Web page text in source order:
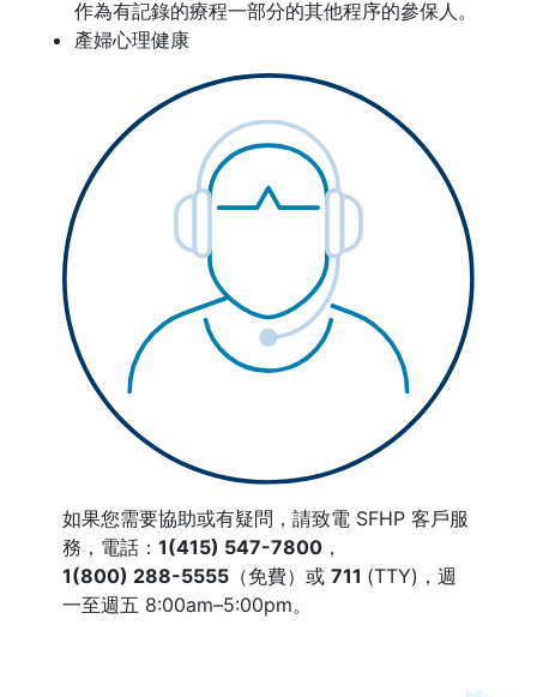
作為有記錄的療程一部分的其他程序的參保人。
產婦心理健康
如果您需要協助或有疑問，請致電 SFHP 客戶服
務， 電話：1(415) 547-7800 ，
1(800) 288-5555 （免費）或711 (TTY)，週
一至週五 8:00am–5:00pm。